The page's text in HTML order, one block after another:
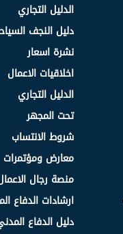
الدليل التجاري
دليل النجف
نشرة اسعار
اخلاقيات الاعمال
الدليل التجاري
تحت المجهر
شروط الانتساب
معارض ومؤتمرات
منصة رجال
ارشادات الدفاع
دليل الدفاع